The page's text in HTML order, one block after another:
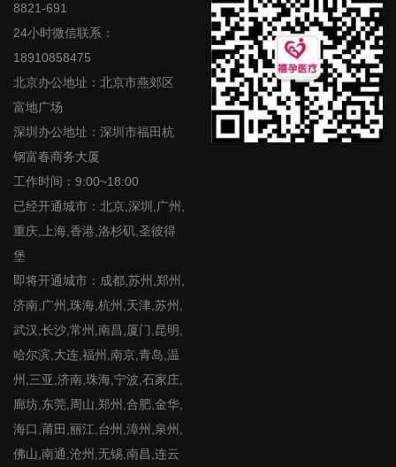
8821-691
24小时微信联系：
18910858475
北京办公地址：北京市燕郊区
富地广场
深圳办公地址：深圳市福田杭
钢富春商务大厦
工作时间：9:00~18:00
已经开通城市：北京,深圳,广州,
重庆,上海,香港,洛杉矶,圣彼得
堡
即将开通城市：成都,苏州,郑州,
济南,广州,珠海,杭州,天津,苏州,
武汉,长沙,常州,南昌,厦门,昆明,
哈尔滨,大连,福州,南京,青岛,温
州,三亚,济南,珠海,宁波,石家庄,
廊坊,东莞,周山,郑州,合肥,金华,
海口,莆田,丽江,台州,漳州,泉州,
佛山,南通,沧州,无锡,南昌,连云